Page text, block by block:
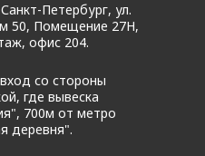
Петербург, ул.
50, Помещение 27Н,
офис 204.
со стороны
где вывеска
700м от метро
деревня".